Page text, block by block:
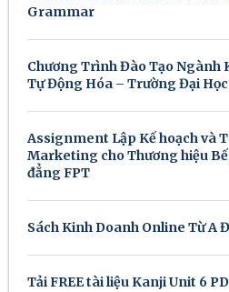
Grammar
Chương Trình Đào Tạo Ngành
Tự Động Hóa – Trường Đại Học
Assignment Lập Kế hoạch và
Marketing cho Thương hiệu
đẳng FPT
Sách Kinh Doanh Online Từ A
Tải FREE tài liệu Kanji Unit 6